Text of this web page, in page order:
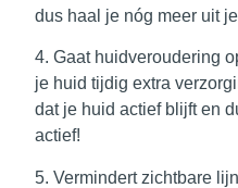
dus haal je nóg meer uit
4. Gaat huidveroudering
je huid tijdig extra
dat je huid actief blijft en
actief!
5. Vermindert zichtbare